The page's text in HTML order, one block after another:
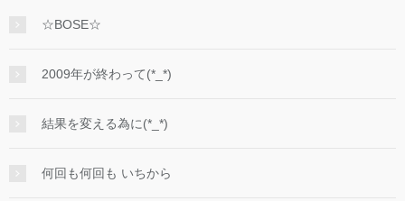
☆BOSE☆
2009年が終わって(*_*)
結果を変える為に(*_*)
何回も何回も いちから